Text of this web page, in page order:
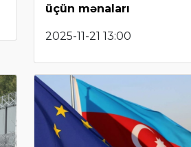
üçün mənaları
2025-11-21 13:00